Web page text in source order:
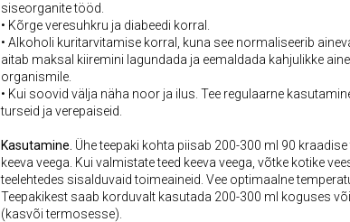
siseorganite tööd.
• Kõrge veresuhkru ja diabeedi korral.
• Alkoholi kuritarvitamise korral, kuna see normaliseerib
aitab maksal kiiremini lagundada ja eemaldada kahjulikke
organismile.
• Kui soovid välja näha noor ja ilus. Tee regulaarne
turseid ja verepaiseid.
Kasutamine. Ühe teepaki kohta piisab 200-300 ml 90
keeva veega. Kui valmistate teed keeva veega, võtke kotike
teelehtedes sisalduvaid toimeaineid. Vee optimaalne
Teepakikest saab korduvalt kasutada 200-300 ml koguses
(kasvõi termosesse).